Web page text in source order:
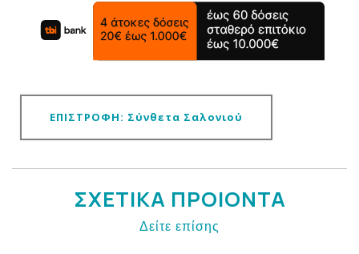
ΕΠΙΣΤΡΟΦΗ: Σύνθετα Σαλονιού
ΣΧΕΤΙΚΑ ΠΡΟΙΟΝΤΑ
Δείτε επίσης